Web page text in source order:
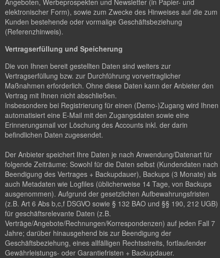
Angeboten, Werbeprospekten und Newsletter (in Papier- und
elektronischer Form), sowie zum Zwecke des Hinweises auf die zum
Kunden bestehende oder vormalige Geschäftsbeziehung
(Referenzhinweis).
Vertragserfüllung und Speicherung
Die von Ihnen bereit gestellten Daten sind weiters zur
Vertragserfüllung bzw. zur Durchführung vorvertraglicher
Maßnahmen erforderlich. Ohne diese Daten kann der Anbieter den
Vertrag mit Ihnen nicht abschließen.
Insbesondere bei Registrierung für einen (Demo-)Zugang wird Ihnen
automatisiert eine E-Mail mit den Zugangsdaten sowie eine
Erinnerungsmail vor Löschung des Accounts inkl. der darin
befindlichen Daten zugesendet.
Der Anbieter speichert Ihre Daten je nach Anwendung/Datenart für
folgende Zeiträume: Sowohl für die Daten selbst (Kundendaten nach
Beendigung des Vertrages + Backupdauer), Backups (3 Monate) als
auch Metadaten wie Logfiles (üblicherweise 14 Tage, von Backups
ausgenommen). Aufgrund der gesetzlichen Aufbewahrungsfristen
(z.B. Art 6 Abs b,c,f DSGVO sowie § 132 BAO und §§ 190, 212 UGB)
für geschäftsrelevante Daten (z.B.
Verträge/Angebote/Rechnungen/Korrespondenzen) auf jeden Fall 7
Jahre; darüber hinausgehend bis zur Beendigung der
Geschäftsbeziehung, eines allfälligen Rechtsstreits, fortlaufender
Gewährleistungs- oder Garantiefristen + Backupdauer.